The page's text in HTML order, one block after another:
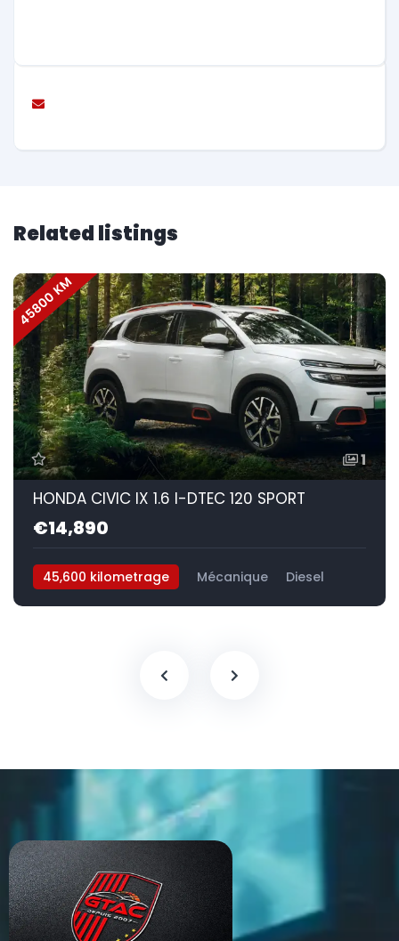
Related listings
45800 KM
1
HONDA CIVIC IX 1.6 I-DTEC 120 SPORT
€14,890
45,600 kilometrage Mécanique Diesel